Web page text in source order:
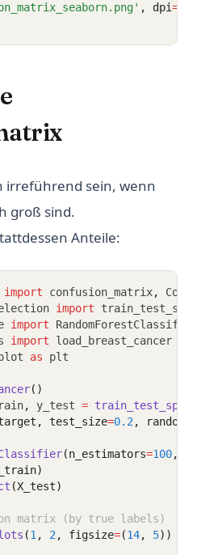
, dpi=
irreführend sein, wenn
groß sind.
Anteile:
import confusion_matrix,
import
import RandomForestClassifier
import load_breast_cancer
as plt
()
, y_test = train_test_split
test_size
=0.2 ,
(n_estimators=100,
(X_test)
matrix (by true labels)
(1 , 2 , figsize=(14, 5))